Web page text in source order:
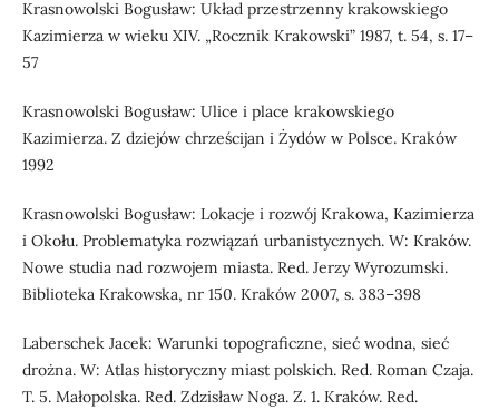
Krasnowolski Bogusław: Układ przestrzenny krakowskiego
Kazimierza w wieku XIV. „Rocznik Krakowski” 1987, t. 54, s. 17–
57
Krasnowolski Bogusław: Ulice i place krakowskiego
Kazimierza. Z dziejów chrześcijan i Żydów w Polsce. Kraków
1992
Krasnowolski Bogusław: Lokacje i rozwój Krakowa, Kazimierza
i Okołu. Problematyka rozwiązań urbanistycznych. W: Kraków.
Nowe studia nad rozwojem miasta. Red. Jerzy Wyrozumski.
Biblioteka Krakowska, nr 150. Kraków 2007, s. 383–398
Laberschek Jacek: Warunki topograficzne, sieć wodna, sieć
drożna. W: Atlas historyczny miast polskich. Red. Roman Czaja.
T. 5. Małopolska. Red. Zdzisław Noga. Z. 1. Kraków. Red.